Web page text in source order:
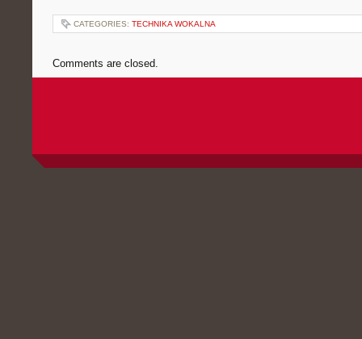
CATEGORIES: TECHNIKA WOKALNA
Comments are closed.